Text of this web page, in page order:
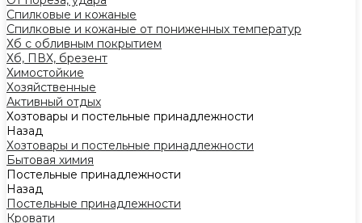
Спилковые и кожаные
Спилковые и кожаные от пониженных температур
Хб с обливным покрытием
Хб, ПВХ, брезент
Химостойкие
Хозяйственные
Активный отдых
Хозтовары и постельные принадлежности
Назад
Хозтовары и постельные принадлежности
Бытовая химия
Постельные принадлежности
Назад
Постельные принадлежности
Кровати